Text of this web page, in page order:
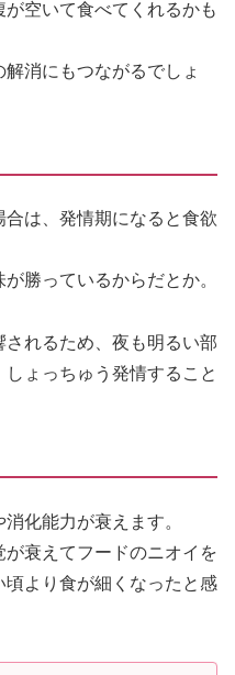
空いて食べてくれるかも
消にもつながるでしょ
は、発情期になると食欲
勝っているからだとか。
れるため、夜も明るい部
ょっちゅう発情すること
化能力が衰えます。
衰えてフードのニオイを
より食が細くなったと感